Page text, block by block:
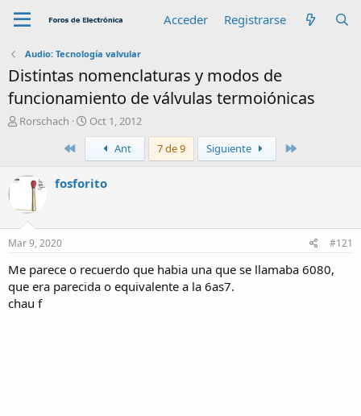
Acceder Registrarse
Audio: Tecnología valvular
Distintas nomenclaturas y modos de
funcionamiento de válvulas termoiónicas
A
r
Rorschach
F
e
h
a
d
c
o
Oct 1, 2012
PrimeroAnt 7 de 9 Siguiente
fosforito
Mar 9, 2020 #121
Me parece o recuerdo que habia una que se llamaba 6080,
que era parecida o equivalente a la 6as7.
chau f